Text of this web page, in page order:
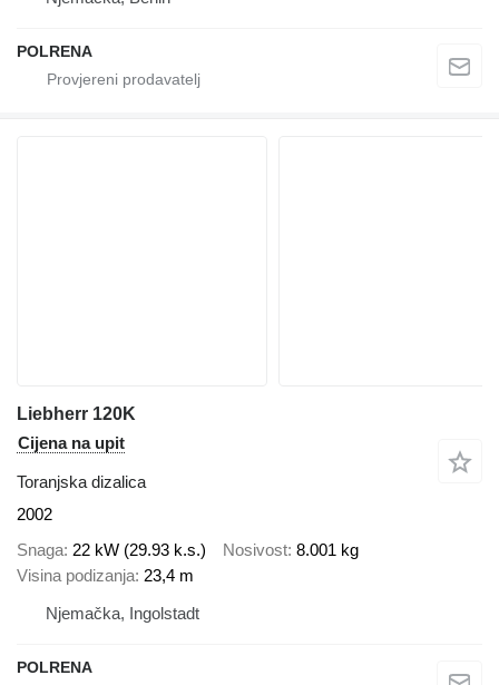
POLRENA
Liebherr 120K
Cijena na upit
Toranjska dizalica
2002
Snaga 22 kW (29.93 k.s.) Nosivost 8.001 kg
Visina podizanja 23,4 m
Njemačka, Ingolstadt
POLRENA